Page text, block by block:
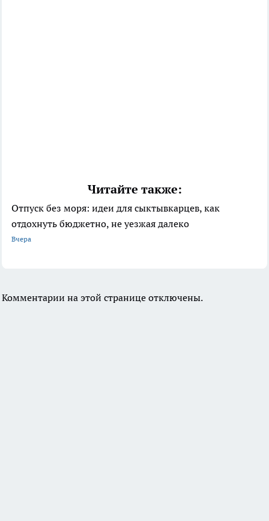
Читайте также:
Отпуск без моря: идеи для сыктывкарцев, как
отдохнуть бюджетно, не уезжая далеко
Вчера
Комментарии на этой странице отключены.